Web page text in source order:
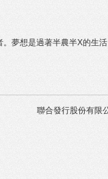
。夢想是過著半農半X的生
聯合發行股份有限